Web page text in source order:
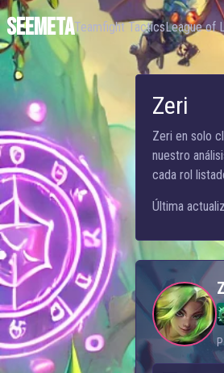
SEEMETATeamfight TacticsLeague of
Zeri
Zeri en solo
nuestro
cada rol
Última